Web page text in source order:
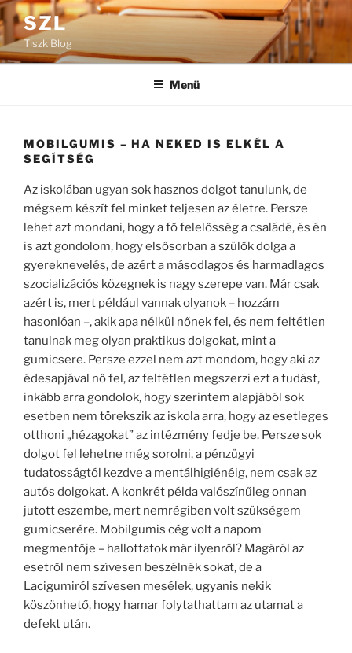
Tartalomhoz
SZL
Tiszk Blog
Menü
MOBILGUMIS – HA NEKED IS ELKÉL A
SEGÍTSÉG
Az iskolában ugyan sok hasznos dolgot tanulunk, de
mégsem készít fel minket teljesen az életre. Persze
lehet azt mondani, hogy a fő felelősség a családé, és én
is azt gondolom, hogy elsősorban a szülők dolga a
gyereknevelés, de azért a másodlagos és harmadlagos
szocializációs közegnek is nagy szerepe van. Már csak
azért is, mert például vannak olyanok – hozzám
hasonlóan –, akik apa nélkül nőnek fel, és nem feltétlen
tanulnak meg olyan praktikus dolgokat, mint a
gumicsere. Persze ezzel nem azt mondom, hogy aki az
édesapjával nő fel, az feltétlen megszerzi ezt a tudást,
inkább arra gondolok, hogy szerintem alapjából sok
esetben nem törekszik az iskola arra, hogy az esetleges
otthoni „hézagokat” az intézmény fedje be. Persze sok
dolgot fel lehetne még sorolni, a pénzügyi
tudatosságtól kezdve a mentálhigiénéig, nem csak az
autós dolgokat. A konkrét példa valószínűleg onnan
jutott eszembe, mert nemrégiben volt szükségem
gumicserére. Mobilgumis cég volt a napom
megmentője – hallottatok már ilyenről? Magáról az
esetről nem szívesen beszélnék sokat, de a
Lacigumiról szívesen mesélek, ugyanis nekik
köszönhető, hogy hamar folytathattam az utamat a
defekt után.